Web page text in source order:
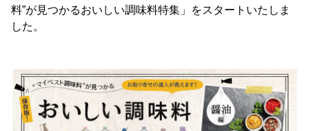
料”が見つかるおいしい調味料特集」をスタートいたしま
した。